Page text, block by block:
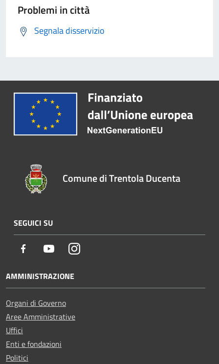
Problemi in città
Segnala disservizio
Comune di Trentola Ducenta
SEGUICI SU
Facebook YoutubeInstagram
AMMINISTRAZIONE
Organi di Governo
Aree Amministrative
Uffici
Enti e fondazioni
Politici